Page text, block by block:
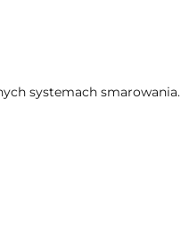
systemach smarowania.